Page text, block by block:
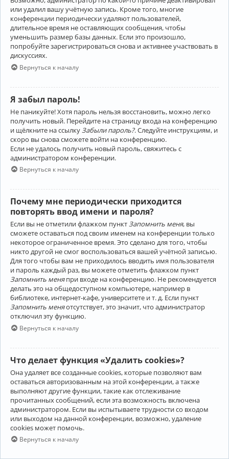
или удалил вашу учётную запись. Кроме того, многие
конференции периодически удаляют пользователей,
длительное время не оставляющих сообщения, чтобы
уменьшить размер базы данных. Если это произошло,
попробуйте зарегистрироваться снова и активнее участвовать в
дискуссиях.
Вернуться к началу
Я забыл пароль!
Не паникуйте! Хотя пароль нельзя восстановить, можно легко
получить новый. Перейдите на страницу входа на конференцию
и щёлкните на ссылку Забыли пароль?. Следуйте инструкциям, и
скоро вы снова сможете войти на конференцию.
Если не удалось получить новый пароль, свяжитесь с
администратором конференции.
Вернуться к началу
Почему мне периодически приходится
повторять ввод имени и пароля?
Если вы не отметили флажком пунктЗапомнить меня, вы
сможете оставаться под своим именем на конференции только
некоторое ограниченное время. Это сделано для того, чтобы
никто другой не смог воспользоваться вашей учётной записью.
Для того чтобы вам не приходилось вводить имя пользователя
и пароль каждый раз, вы можете отметить флажком пункт
Запомнить меняпри входе на конференцию. Не рекомендуется
делать это на общедоступном компьютере, например в
библиотеке, интернет-кафе, университете и т. д. Если пункт
Запомнить меняотсутствует, это значит, что администратор
отключил эту функцию.
Вернуться к началу
Что делает функция «Удалить cookies»?
Она удаляет все созданные cookies, которые позволяют вам
оставаться авторизованным на этой конференции, а также
выполняют другие функции, такие как отслеживание
прочитанных сообщений, если эта возможность включена
администратором. Если вы испытываете трудности со входом
или выходом на данной конференции, возможно, удаление
cookies может помочь.
Вернуться к началу